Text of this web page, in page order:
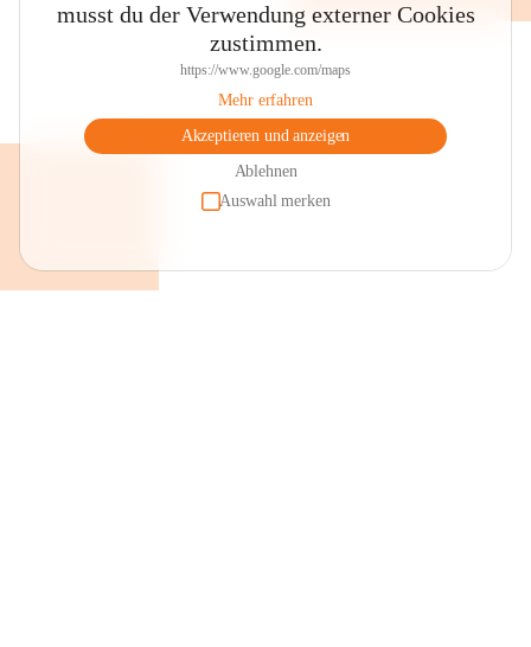
musst du der Verwendung externer Cookies
zustimmen.
https://www.google.com/maps
Mehr erfahren
Akzeptieren und anzeigen
Ablehnen
Auswahl merken